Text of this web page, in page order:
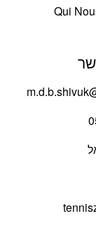
Qui